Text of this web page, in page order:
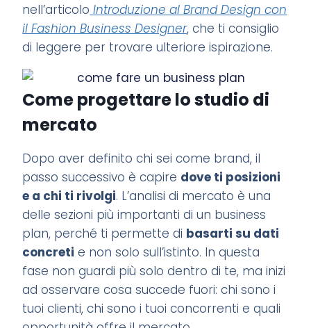
nell’articolo Introduzione al Brand Design con
il Fashion Business Designer, che ti consiglio
di leggere per trovare ulteriore ispirazione.
Come progettare lo studio di
mercato
Dopo aver definito chi sei come brand, il
passo successivo è capire dove ti posizioni
e a chi ti rivolgi. L’analisi di mercato è una
delle sezioni più importanti di un business
plan, perché ti permette di basarti su dati
concreti e non solo sull’istinto. In questa
fase non guardi più solo dentro di te, ma inizi
ad osservare cosa succede fuori: chi sono i
tuoi clienti, chi sono i tuoi concorrenti e quali